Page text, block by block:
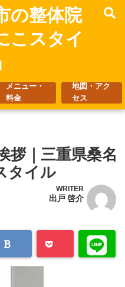
の整体院
こスタイ
メニュー・
料金
地図・アク
セス
｜三重県桑名
タイル
WRITER
出戸 啓介